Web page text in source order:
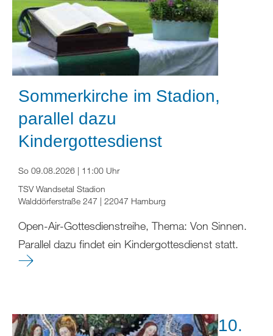
Sommerkirche im Stadion,
parallel dazu
Kindergottesdienst
So 09.08.2026 | 11:00 Uhr
TSV Wandsetal Stadion
Walddörferstraße 247 | 22047 Hamburg
Open-Air-Gottesdienstreihe, Thema: Von Sinnen.
Parallel dazu findet ein Kindergottesdienst statt.
10.